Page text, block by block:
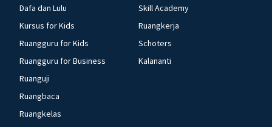
Dafa dan Lulu
Kursus for Kids
Ruangguru for Kids
Ruangguru for Business
Ruanguji
Ruangbaca
Ruangkelas
Skill Academy
Ruangkerja
Schoters
Kalananti